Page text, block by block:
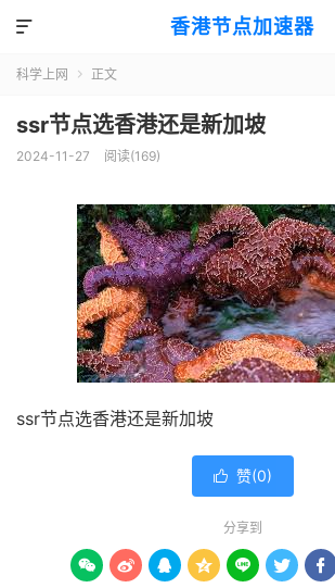
香港节点加速器

科学上网  正文
ssr节点选香港还是新加坡
2024-11-27 阅读(169)
ssr节点选香港还是新加坡
 赞(0)
分享到
      